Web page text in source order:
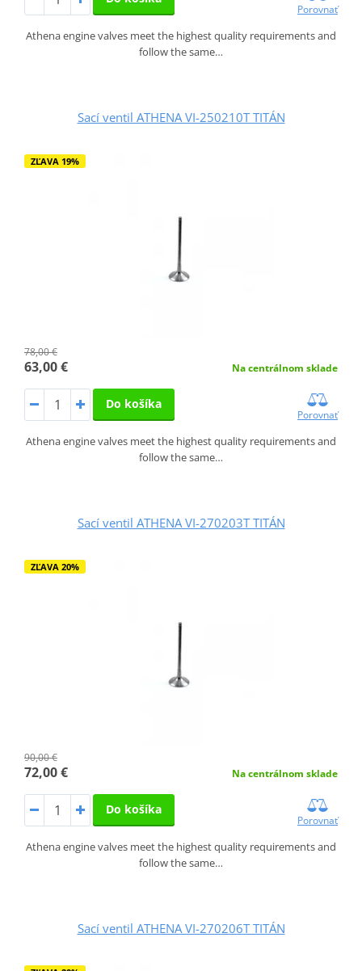
Porovnať
Athena engine valves meet the highest quality requirements and
follow the same…
Sací ventil ATHENA VI-250210T TITÁN
ZĽAVA 19%
78,00 €
63,00 € Na centrálnom sklade
Do košíka
Porovnať
Athena engine valves meet the highest quality requirements and
follow the same…
Sací ventil ATHENA VI-270203T TITÁN
ZĽAVA 20%
90,00 €
72,00 € Na centrálnom sklade
Do košíka
Porovnať
Athena engine valves meet the highest quality requirements and
follow the same…
Sací ventil ATHENA VI-270206T TITÁN